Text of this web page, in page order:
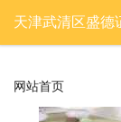
天津武清区盛德
网站首页